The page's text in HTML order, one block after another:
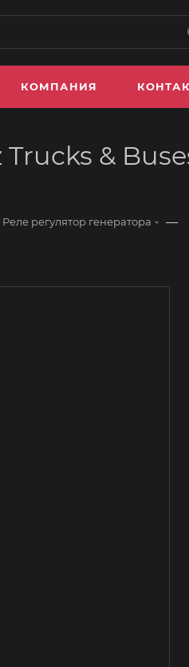
КОМПАНИЯ
&
Реле регулятор генератора —